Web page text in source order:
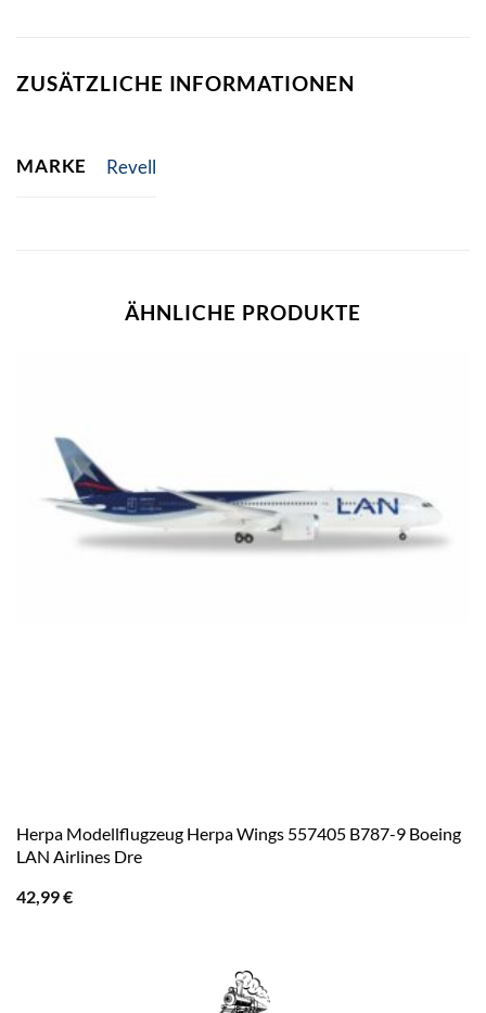
ZUSÄTZLICHE INFORMATIONEN
MARKE Revell
ÄHNLICHE PRODUKTE
Herpa Modellflugzeug Herpa Wings 557405 B787-9 Boeing
LAN Airlines Dre
42,99€